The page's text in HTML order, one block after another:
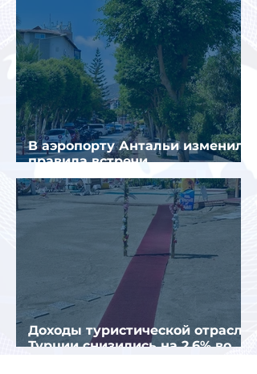
В аэропорту Антальи изменили
правила встречи
организованных туристов
Доходы туристической отрасли
Турции снизились на 2,6% во